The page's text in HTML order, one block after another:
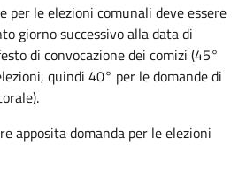
per le elezioni comunali deve essere
giorno successivo alla data di
di convocazione dei comizi (45°
quindi 40° per le domande di
apposita domanda per le elezioni